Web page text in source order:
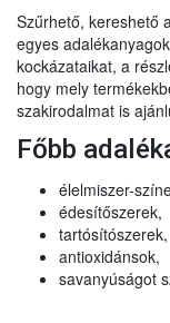
Szűrhető, kereshető
egyes
kockázataikat, a
hogy mely
szakirodalmat is
Főbb
élelmiszer-
édesítőszerek,
tartósítószerek,
antioxidánsok,
savanyúságot